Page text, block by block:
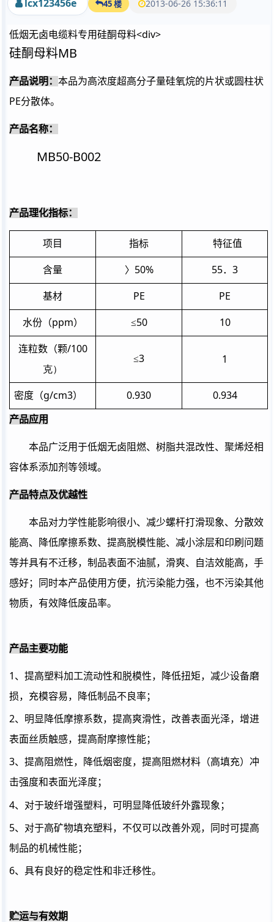
lcx123456e 45 楼 2013-06-26 15:36:11
低烟无卤电缆料专用硅酮母料<div>
硅酮母料MB
产品说明： 本品为高浓度超高分子量硅氧烷的片状或圆柱状
PE分散体。
产品名称：
MB50-B002
产品理化指标：
项目 指标 特征值
含量 〉 50% 55． 3
基材 PE PE
水份（ppm） ≤50 10
连粒数（颗/100
克）
≤3 1
密度（g/cm3） 0.930 0.934
产品应用
本品广泛用于低烟无卤阻燃、树脂共混改性、聚烯烃相
容体系添加剂等领域。
产品特点及优越性
本品对力学性能影响很小、减少螺杆打滑现象、分散效
能高、降低摩擦系数、提高脱模性能、减小涂层和印刷问题
等并具有不迁移，制品表面不油腻，滑爽、自洁效能高，手
感好；同时本产品使用方便，抗污染能力强，也不污染其他
物质，有效降低废品率。
产品主要功能
1 、提高塑料加工流动性和脱模性，降低扭矩，减少设备磨
损，充模容易，降低制品不良率；
2、明显降低摩擦系数，提高爽滑性，改善表面光泽，增进
表面丝质触感，提高耐摩擦性能；
3、提高阻燃性，降低烟密度，提高阻燃材料（高填充）冲
击强度和表面光泽度；
4、对于玻纤增强塑料，可明显降低玻纤外露现象；
5、对于高矿物填充塑料，不仅可以改善外观，同时可提高
制品的机械性能；
6、具有良好的稳定性和非迁移性。
贮运与有效期